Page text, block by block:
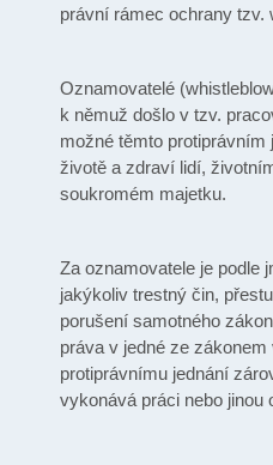
právní rámec ochrany tzv.
Oznamovatelé
k němuž došlo v tzv.
možné těmto
životě a zdraví lidí,
soukromém majetku.
Za oznamovatele je podle
jakýkoliv trestný čin,
porušení samotného
práva v jedné ze
protiprávnímu jednání
vykonává práci nebo jinou